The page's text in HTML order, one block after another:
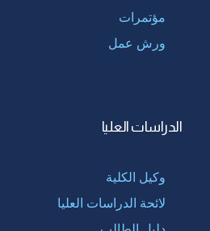
مؤتمرات
ورش عمل
الدراسات العليا
وكيل الكلية
لائحة الدراسات العليا